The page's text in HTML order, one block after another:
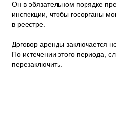
Он в обязательном порядке
инспекции, чтобы госорганы
в реестре.
Договор аренды заключается
По истечении этого периода,
перезаключить.